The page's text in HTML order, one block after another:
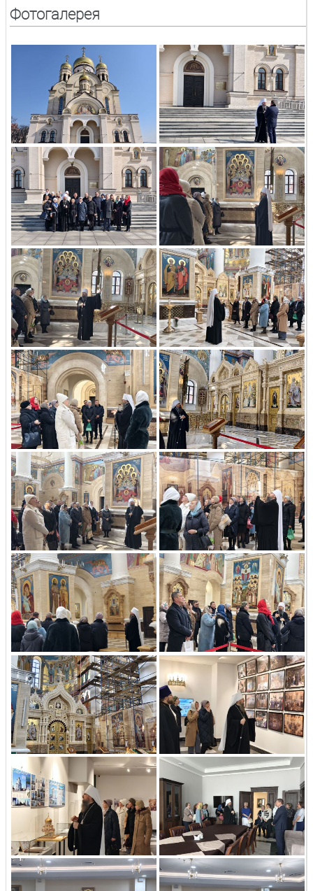
Фотогалерея